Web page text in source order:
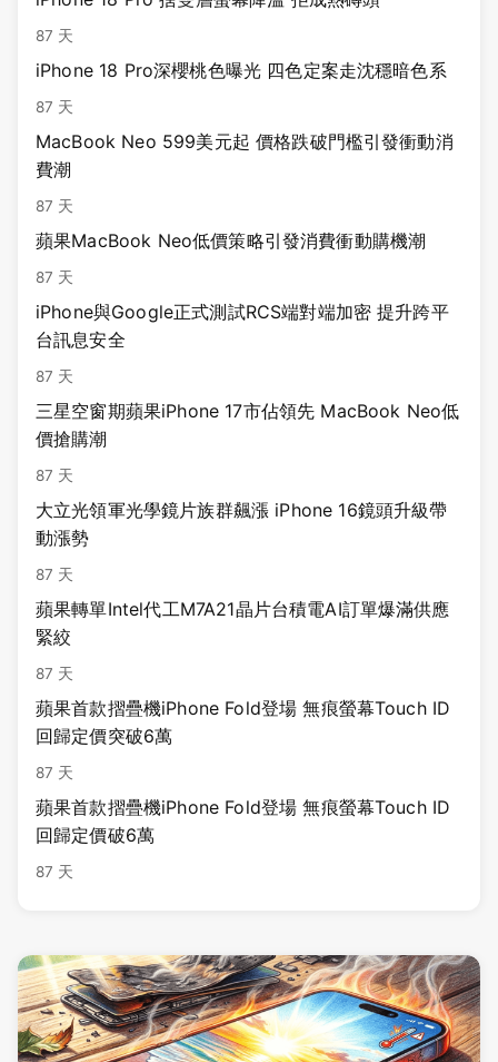
87 天
iPhone 18 Pro深櫻桃色曝光 四色定案走沈穩暗色系
87 天
MacBook Neo 599美元起 價格跌破門檻引發衝動消
費潮
87 天
蘋果MacBook Neo低價策略引發消費衝動購機潮
87 天
iPhone與Google正式測試RCS端對端加密 提升跨平
台訊息安全
87 天
三星空窗期蘋果iPhone 17市佔領先 MacBook Neo低
價搶購潮
87 天
大立光領軍光學鏡片族群飆漲 iPhone 16鏡頭升級帶
動漲勢
87 天
蘋果轉單Intel代工M7A21晶片台積電AI訂單爆滿供應
緊絞
87 天
蘋果首款摺疊機iPhone Fold登場 無痕螢幕Touch ID
回歸定價突破6萬
87 天
蘋果首款摺疊機iPhone Fold登場 無痕螢幕Touch ID
回歸定價破6萬
87 天